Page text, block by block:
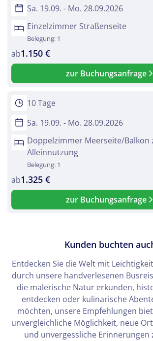
Sa. 19.09. - Mo. 28.09.2026
Einzelzimmer Straßenseite
Belegung: 1
ab1.150 €
zur Buchungsanfrage
10 Tage
Sa. 19.09. - Mo. 28.09.2026
Doppelzimmer Meerseite/Balkon
Alleinnutzung
Belegung: 1
ab1.325 €
zur Buchungsanfrage
Kunden buchten
Entdecken Sie die Welt mit
durch unsere handverlesenen
die malerische Natur erkunden,
entdecken oder kulinarische
möchten, unsere Empfehlungen
unvergleichliche Möglichkeit, neue
und unvergessliche Erinnerungen